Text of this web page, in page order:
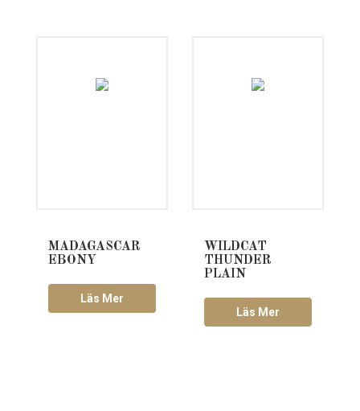
MADAGASCAR
EBONY
Läs Mer
WILDCAT
THUNDER
PLAIN
Läs Mer